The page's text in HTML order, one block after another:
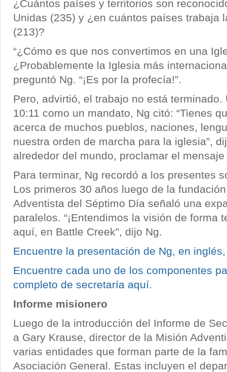
¿Cuántos países y territorios son
Unidas (235) y ¿en cuántos países trabaja
(213)?
“¿Cómo es que nos convertimos en una
¿Probablemente la Iglesia más
preguntó Ng. “¡Es por la profecía!”.
Pero, advirtió, el trabajo no está terminado.
10:11 como un mandato, Ng citó: “Tienes
acerca de muchos pueblos, naciones,
nuestra orden de marcha para la iglesia”,
alrededor del mundo, proclamar el
Para terminar, Ng recordó a los presentes
Los primeros 30 años luego de la
Adventista del Séptimo Día señaló una
paralelos. “¡Entendimos la visión de forma
aquí, en Battle Creek”, dijo Ng.
Encuentre la presentación de Ng, en
Encuentre cada uno de los componentes
completo de secretaría aquí.
Informe misionero
Luego de la introducción del Informe de
a Gary Krause, director de la Misión
varias entidades que forman parte de la
Asociación General. Estas incluyen el